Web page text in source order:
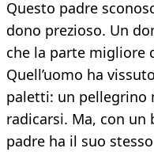
Questo padre
dono prezioso. Un
che la parte migliore
Quell’uomo ha
paletti: un pellegrino
radicarsi. Ma, con un
padre ha il suo